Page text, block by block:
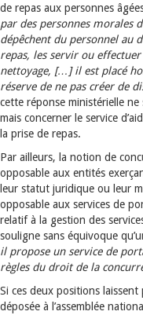
de repas aux personnes
par des personnes morales
dépêchent du personnel au
repas, les servir ou
nettoyage, […] il est placé
réserve de ne pas créer de
cette réponse ministérielle ne
mais concerner le service
la prise de repas.
Par ailleurs, la notion de
opposable aux entités
leur statut juridique ou leur
opposable aux services de
relatif à la gestion des
souligne sans équivoque
il propose un service de
règles du droit de la
Si ces deux positions
déposée à l’assemblée